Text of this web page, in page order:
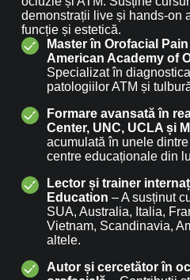
demonstrații live și hands-on
funcție și estetică.
Master în Orofacial
American Academy of
Specializat în
patologiilor ATM și
Formare avansată în
Center, UNC, UCLA și
acumulată în unele
centre educaționale din
Lector și trainer
Education – A susținut
SUA, Australia, Italia,
Vietnam, Scandinavia,
altele.
Autor și cercetător în